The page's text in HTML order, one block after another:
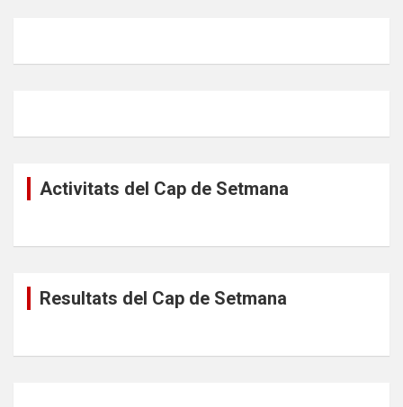
Activitats del Cap de Setmana
Resultats del Cap de Setmana